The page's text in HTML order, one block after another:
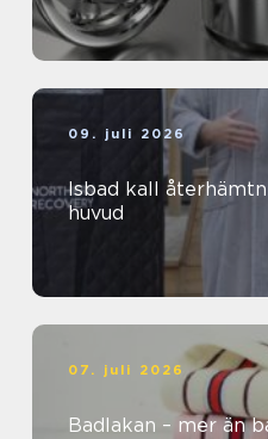
09. juli 2026
Isbad kall återhämtning för kropp och
huvud
07. juli 2026
Badlakan – mer än